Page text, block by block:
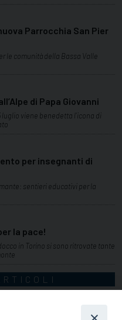
Parrocchia San Pier
le comunità della Bassa Valle
di Papa Giovanni
viene benedetta l’icona di
per insegnanti di
sentieri educativi per la
la pace!
in Torino si sono ritrovate tante